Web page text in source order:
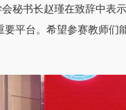
秘书长赵瑾在致辞中表
平台。希望参赛教师